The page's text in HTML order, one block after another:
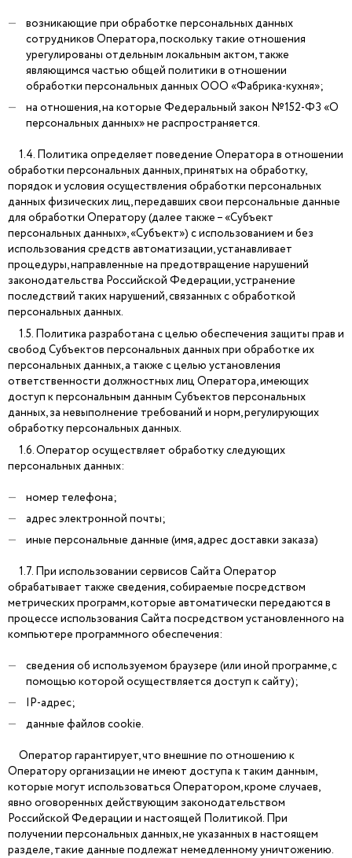
возникающие при обработке персональных данных
сотрудников Оператора, поскольку такие отношения
урегулированы отдельным локальным актом, также
являющимся частью общей политики в отношении
обработки персональных данных ООО «Фабрика-кухня»;
на отношения, на которые Федеральный закон №152-ФЗ «О
персональных данных» не распространяется.
1.4. Политика определяет поведение Оператора в отношении
обработки персональных данных, принятых на обработку,
порядок и условия осуществления обработки персональных
данных физических лиц, передавших свои персональные данные
для обработки Оператору (далее также – «Субъект
персональных данных», «Субъект») с использованием и без
использования средств автоматизации, устанавливает
процедуры, направленные на предотвращение нарушений
законодательства Российской Федерации, устранение
последствий таких нарушений, связанных с обработкой
персональных данных.
1.5. Политика разработана с целью обеспечения защиты прав и
свобод Субъектов персональных данных при обработке их
персональных данных, а также с целью установления
ответственности должностных лиц Оператора, имеющих
доступ к персональным данным Субъектов персональных
данных, за невыполнение требований и норм, регулирующих
обработку персональных данных.
1.6. Оператор осуществляет обработку следующих
персональных данных:
номер телефона;
адрес электронной почты;
иные персональные данные (имя, адрес доставки заказа)
1.7. При использовании сервисов Сайта Оператор
обрабатывает также сведения, собираемые посредством
метрических программ, которые автоматически передаются в
процессе использования Сайта посредством установленного на
компьютере программного обеспечения:
сведения об используемом браузере (или иной программе, с
помощью которой осуществляется доступ к сайту);
IP-адрес;
данные файлов cookie.
Оператор гарантирует, что внешние по отношению к
Оператору организации не имеют доступа к таким данным,
которые могут использоваться Оператором, кроме случаев,
явно оговоренных действующим законодательством
Российской Федерации и настоящей Политикой. При
получении персональных данных, не указанных в настоящем
разделе, такие данные подлежат немедленному уничтожению.